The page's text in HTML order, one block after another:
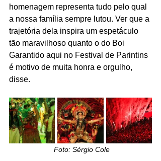
homenagem representa tudo pelo qual
a nossa família sempre lutou. Ver que a
trajetória dela inspira um espetáculo
tão maravilhoso quanto o do Boi
Garantido aqui no Festival de Parintins
é motivo de muita honra e orgulho,
disse.
Foto: Sérgio Cole